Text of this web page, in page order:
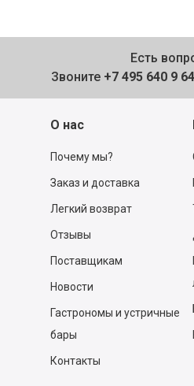
Есть
Звоните +7 495 640 9
О нас
Почему мы?
Заказ и доставка
Легкий возврат
Отзывы
Поставщикам
Новости
Гастрономы и устричные
бары
Контакты